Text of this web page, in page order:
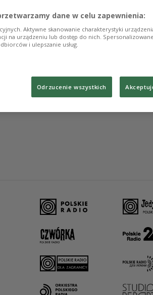
dane w celu zapewnienia:
Aktywne skanowanie charakterystyki
na urządzeniu lub dostęp do nich.
i ulepszanie usług.
Odrzucenie wszystkich